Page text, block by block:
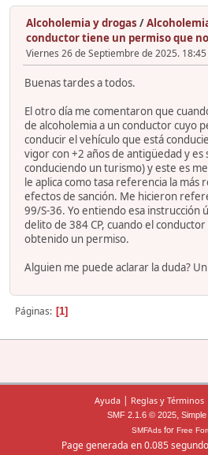
Alcoholemia y drogas /
conductor tiene un permiso que
Viernes 26 de Septiembre de 2025.
Buenas tardes a todos.
El otro día me comentaron que
de alcoholemia a un conductor cuyo
conducir el vehículo que está
vigor con +2 años de antigüedad y
conduciendo un turismo) y este es
le aplica como tasa referencia la más
efectos de sanción. Me hicieron
99/S-36. Yo entiendo esa instrucción
delito de 384 CP, cuando el
obtenido un permiso.
Alguien me puede aclarar la duda?
Páginas 1
Ayuda | Reglas y Términos
SMF 2.1.6 © 2025,
SMFAdsfor Free
Page generada en 0.085